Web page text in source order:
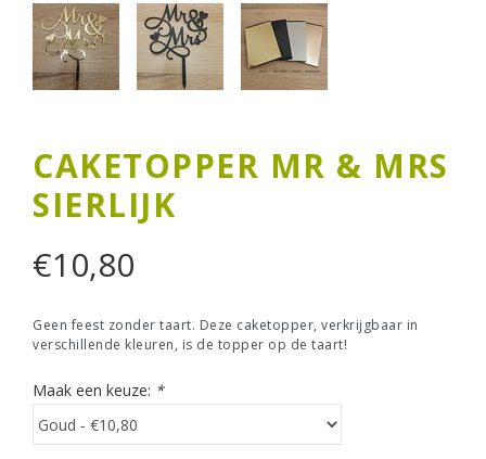
CAKETOPPER MR & MRS
SIERLIJK
€10,80
Geen feest zonder taart. Deze caketopper, verkrijgbaar in
verschillende kleuren, is de topper op de taart!
Maak een keuze: *